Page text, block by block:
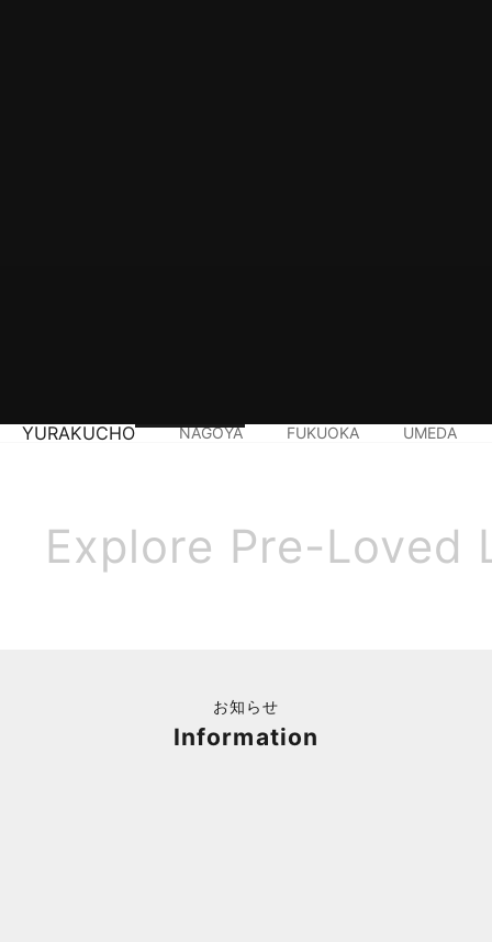
YURAKUCHO NAGOYA FUKUOKA UMEDA
Explore Pre-Loved
お知らせ
Information